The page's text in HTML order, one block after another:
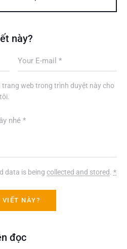
này?
trang web trong trình duyệt này cho
data is beingcollected and stored.*
đọc